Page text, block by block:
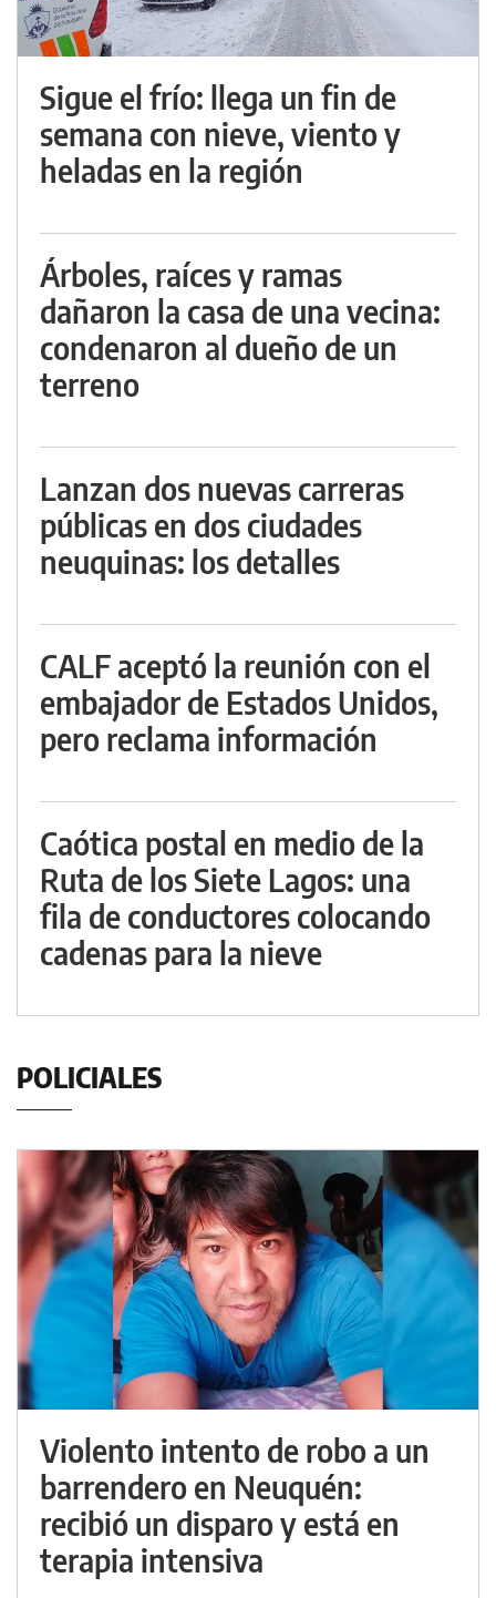
Sigue el frío: llega un fin de
semana con nieve, viento y
heladas en la región
Árboles, raíces y ramas
dañaron la casa de una vecina:
condenaron al dueño de un
terreno
Lanzan dos nuevas carreras
públicas en dos ciudades
neuquinas: los detalles
CALF aceptó la reunión con el
embajador de Estados Unidos,
pero reclama información
Caótica postal en medio de la
Ruta de los Siete Lagos: una
fila de conductores colocando
cadenas para la nieve
POLICIALES
Violento intento de robo a un
barrendero en Neuquén:
recibió un disparo y está en
terapia intensiva